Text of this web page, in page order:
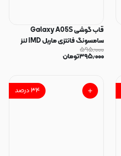
قاب گوشی Galaxy A05S
سامسونگ فانتزی ماربل IMD لنز
نگین دار دور مات دکمه کرومی طرح
پاپیون کیوت کد 165914
۵۹۵٫۰۰۰
۳۹۵٫۰۰۰تومان
۳۴درصد